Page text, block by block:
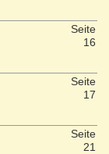
Seite
16
Seite
17
Seite
21